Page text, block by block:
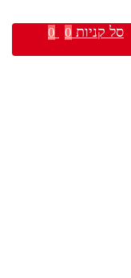
סל קניות 0
0